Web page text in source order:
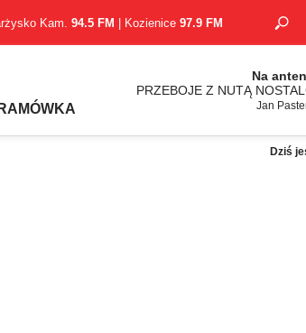
Kam. 94.5 FM | Kozienice 97.9 FM
RAMÓWKA
Na
PRZEBOJE Z NUTĄ
Jan
Dziś